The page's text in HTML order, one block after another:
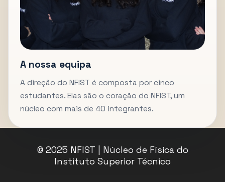
A nossa equipa
A direção do NFIST é composta por cinco
estudantes. Elas são o coração do NFIST, um
núcleo com mais de 40 integrantes.
© 2025 NFIST | Núcleo de Física do
Instituto Superior Técnico